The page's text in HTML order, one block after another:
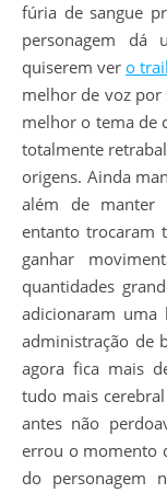
fúria de sangue
personagem dá
quiserem ver o
melhor de voz por
melhor o tema de
totalmente
origens. Ainda
além de manter
entanto trocaram
ganhar
quantidades
adicionaram uma
administração de
agora fica mais
tudo mais cerebral
antes não
errou o momento
do personagem